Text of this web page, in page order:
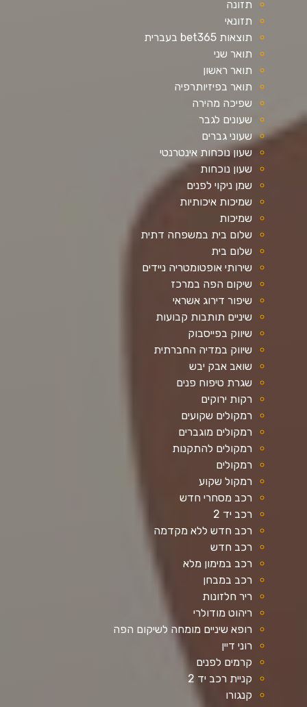
תזונה
תזונאי
תוצאות bet365 בעברית
תואר שני
תואר ראשון
תואר בפיזיותרפיה
שפיכה מהירה
שעונים לגבר
שעוני גברים
שעון נוכחות אינטרנטי
שעון נוכחות
שמן ניקוי לפנים
שמיכות איכותיות
שמיכות
שלום בית במשפחה דתית
שלום בית
שירותי אופטומטריה ניידים
שיקום הפה במרכז
שיפור דירוג אשראי
שיניים תותבות קבועות
שיווק בפייסבוק
שיווק במדיה החברתית
שואב אבק יבש
שגרת טיפוח פנים
רקות ירוקים
רמקולים שקועים
רמקולים מוגברים
רמקולים להתקנות
רמקולים
רמקול שקוע
רכב מסחרי חדש
רכב יד 2
רכב חדש ללא מקדמה
רכב חדש
רכב במימון מלא
רכב במבחן
ריר חלזונות
ריהוט מודולרי
רופא שיניים מומחה לשיקום הפה
רוני דיין
קרמים לפנים
קניית רכב יד 2
קנגורו